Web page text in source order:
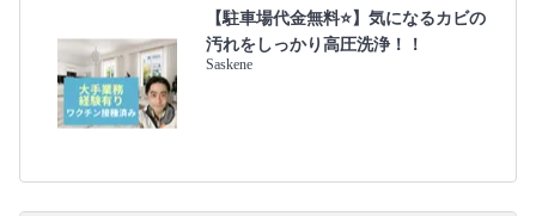
【駐車場代金無料⭐️】気になるカビの
汚れをしっかり高圧洗浄！！
Saskene